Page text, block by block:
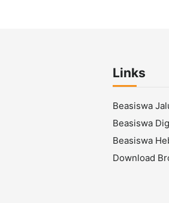
Links
Beasiswa
Beasiswa
Beasiswa
Download